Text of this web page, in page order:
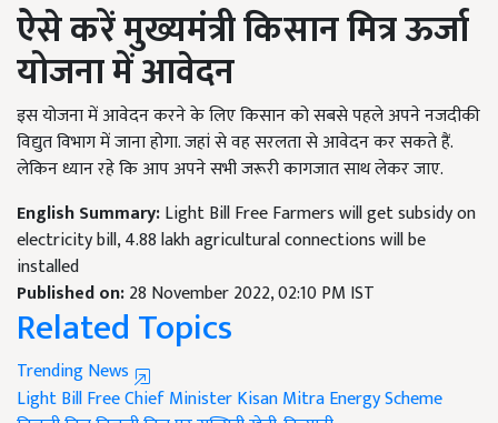
ऐसे करें मुख्यमंत्री किसान मित्र ऊर्जा
योजना में आवेदन
इस योजना में आवेदन करने के लिए किसान को सबसे पहले अपने नजदीकी
विद्युत विभाग में जाना होगा. जहां से वह सरलता से आवेदन कर सकते हैं.
लेकिन ध्यान रहे कि आप अपने सभी जरूरी कागजात साथ लेकर जाए.
English Summary:Light Bill Free Farmers will get subsidy on
electricity bill, 4.88 lakh agricultural connections will be
installed
Published on:28 November 2022, 02:10 PM IST
Related Topics
Trending News
Light Bill FreeChief Minister Kisan Mitra Energy Scheme